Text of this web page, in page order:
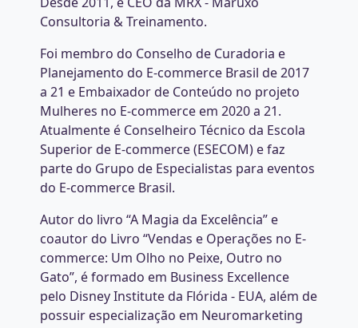
Consultoria & Treinamento.
Foi membro do Conselho de Curadoria e
Planejamento do E-commerce Brasil de 2017
a 21 e Embaixador de Conteúdo no projeto
Mulheres no E-commerce em 2020 a 21.
Atualmente é Conselheiro Técnico da Escola
Superior de E-commerce (ESECOM) e faz
parte do Grupo de Especialistas para eventos
do E-commerce Brasil.
Autor do livro “A Magia da Excelência” e
coautor do Livro “Vendas e Operações no E-
commerce: Um Olho no Peixe, Outro no
Gato”, é formado em Business Excellence
pelo Disney Institute da Flórida - EUA, além de
possuir especialização em Neuromarketing